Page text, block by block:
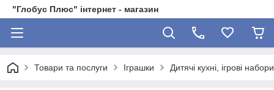
"Глобус Плюс" інтернет - магазин
Товари та послуги Іграшки Дитячі кухні, ігрові